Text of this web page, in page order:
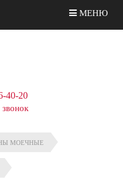
МЕНЮ
40-20
звонок
МОЕЧНЫЕ